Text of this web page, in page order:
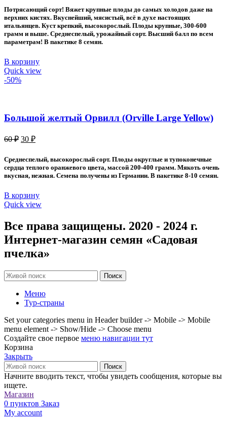
составляла
80 ₽.
50 ₽.
Потрясающий сорт! Вяжет крупные плоды до самых холодов даже на
верхних кистях. Вкуснейший, мясистый, всё в духе настоящих
итальянцев. Куст крепкий, высокорослый. Плоды крупные, 300-600
грамм и выше. Среднеспелый, урожайный сорт. Высший балл по всем
параметрам! В пакетике 8 семян.
В корзину
Quick view
-50%
Большой желтый Орвилл (Orville Large Yellow)
60₽ Первоначальная
составляла
60 ₽.
30 ₽Текущая
30 ₽.
Среднеспелый, высокорослый сорт. Плоды округлые и тупоконечные
сердца теплого оранжевого цвета, массой 200-400 грамм. Мякоть очень
вкусная, нежная. Семена получены из Германии. В пакетике 8-10 семян.
В корзину
Quick view
Все права защищены. 2020 - 2024 г.
Интернет-магазин семян «Садовая
пчелка»
Поиск
Меню
Тур-страны
Set your categories menu in Header builder -> Mobile -> Mobile
menu element -> Show/Hide -> Choose menu
Создайте свое первое меню навигации тут
Корзина
Закрыть
Поиск
Начните вводить текст, чтобы увидеть сообщения, которые вы
ищете.
Магазин
0 пунктов Заказ
My account